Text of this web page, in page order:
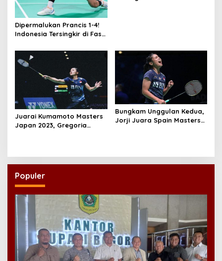
Dipermalukan Prancis 1-4!
Indonesia Tersingkir di Fase
Rekor Buruk Sepanjang
Sejarah
Juarai Kumamoto Masters
Japan 2023, Gregoria
Bungkam Unggulan Kedua,
Jorji Juara Spain Masters
Populer